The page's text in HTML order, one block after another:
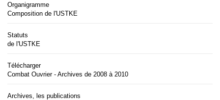
Organigramme
Composition de l'USTKE
Statuts
de l'USTKE
Télécharger
Combat Ouvrier - Archives de 2008 à 2010
Archives, les publications